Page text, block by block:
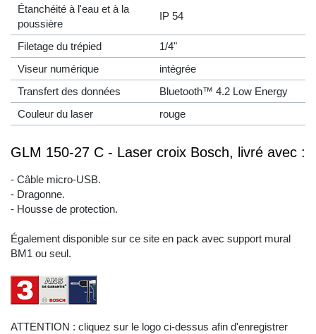
Étanchéité à l'eau et à la
poussière
IP 54
Filetage du trépied
1/4"
Viseur numérique
intégrée
Transfert des données
Bluetooth™ 4.2 Low Energy
Couleur du laser
rouge
GLM 150-27 C - Laser croix Bosch, livré avec :
- Câble micro-USB.
- Dragonne.
- Housse de protection.
Également disponible sur ce site en pack avec support mural
BM1 ou seul.
ATTENTION : cliquez sur le logo ci-dessus afin d'enregistrer